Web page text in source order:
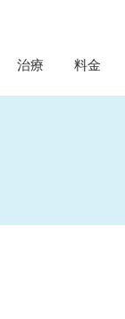
治療 料金